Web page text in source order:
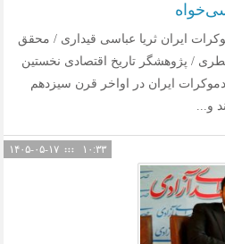
ایران ثریا عباسی قیداری / محقق
/ پژوهشگر تاریخ اقتصادی نخستین
ایران در اواخر قرن سیزدهم
و...
۱۰:۳۳